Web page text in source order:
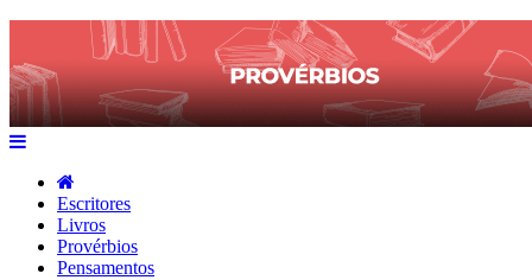
Escritores
Livros
Provérbios
Pensamentos